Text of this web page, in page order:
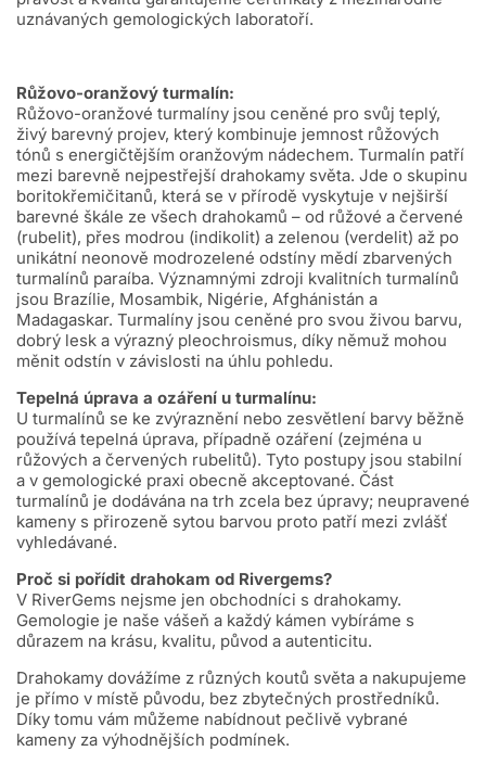
uznávaných gemologických laboratoří.
Růžovo-oranžový turmalín:
Růžovo-oranžové turmalíny jsou ceněné pro svůj teplý,
živý barevný projev, který kombinuje jemnost růžových
tónů s energičtějším oranžovým nádechem. Turmalín patří
mezi barevně nejpestřejší drahokamy světa. Jde o skupinu
boritokřemičitanů, která se v přírodě vyskytuje v nejširší
barevné škále ze všech drahokamů – od růžové a červené
(rubelit), přes modrou (indikolit) a zelenou (verdelit) až po
unikátní neonově modrozelené odstíny mědí zbarvených
turmalínů paraíba. Významnými zdroji kvalitních turmalínů
jsou Brazílie, Mosambik, Nigérie, Afghánistán a
Madagaskar. Turmalíny jsou ceněné pro svou živou barvu,
dobrý lesk a výrazný pleochroismus, díky němuž mohou
měnit odstín v závislosti na úhlu pohledu.
Tepelná úprava a ozáření u turmalínu:
U turmalínů se ke zvýraznění nebo zesvětlení barvy běžně
používá tepelná úprava, případně ozáření (zejména u
růžových a červených rubelitů). Tyto postupy jsou stabilní
a v gemologické praxi obecně akceptované. Část
turmalínů je dodávána na trh zcela bez úpravy; neupravené
kameny s přirozeně sytou barvou proto patří mezi zvlášť
vyhledávané.
Proč si pořídit drahokam od Rivergems?
V RiverGems nejsme jen obchodníci s drahokamy.
Gemologie je naše vášeň a každý kámen vybíráme s
důrazem na krásu, kvalitu, původ a autenticitu.
Drahokamy dovážíme z různých koutů světa a nakupujeme
je přímo v místě původu, bez zbytečných prostředníků.
Díky tomu vám můžeme nabídnout pečlivě vybrané
kameny za výhodnějších podmínek.